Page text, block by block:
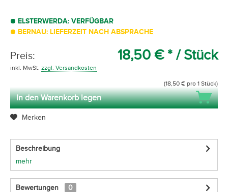
ELSTERWERDA: VERFÜGBAR
BERNAU: LIEFERZEIT NACH ABSPRACHE
Preis: 18,50 € * / Stück
inkl. MwSt. zzgl. Versandkosten
(18,50 € pro 1 Stück)
In den Warenkorb legen
Merken
Beschreibung
mehr
Bewertungen
0